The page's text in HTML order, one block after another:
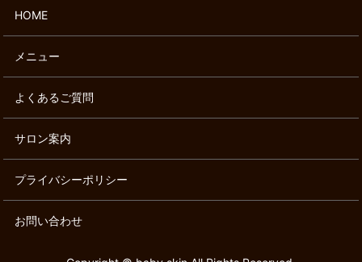
HOME
メニュー
よくあるご質問
サロン案内
プライバシーポリシー
お問い合わせ